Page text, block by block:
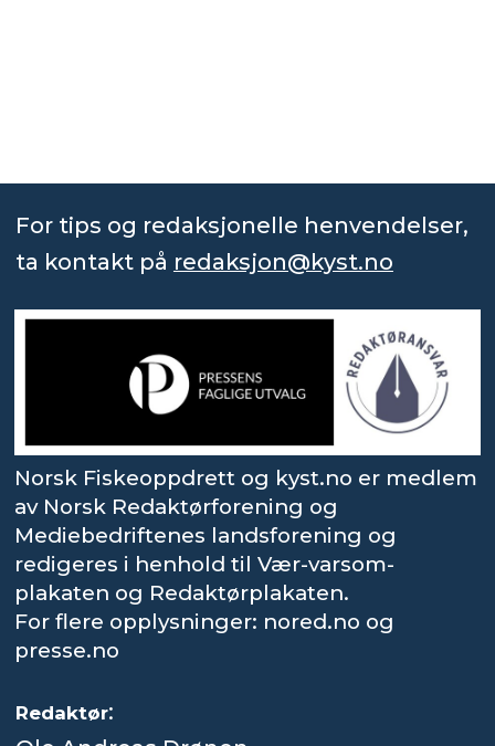
For tips og redaksjonelle henvendelser,
ta kontakt på redaksjon@kyst.no
Norsk Fiskeoppdrett og kyst.no er medlem
av Norsk Redaktørforening og
Mediebedriftenes landsforening og
redigeres i henhold til Vær-varsom-
plakaten og Redaktørplakaten.
For flere opplysninger: nored.no og
presse.no
Redaktør: